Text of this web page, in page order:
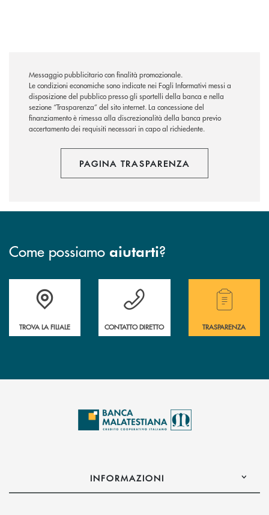
Messaggio pubblicitario con finalità promozionale.
Le condizioni economiche sono indicate nei Fogli Informativi messi a
disposizione del pubblico presso gli sportelli della banca e nella
sezione “Trasparenza” del sito internet.La concessione del
finanziamento è rimessa alla discrezionalità della banca previo
accertamento dei requisiti necessari in capo al richiedente.
PAGINA TRASPARENZA
Come possiamo aiutarti?
Trova la filiale più vicina a te.
TROVA LA FILIALE
Hai bisogno di assistenza ?&nbsp;
CONTATTO DIRETTO
Hai bisogno di
TRASPARENZA
INFORMAZIONI